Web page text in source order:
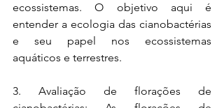
ecossistemas. O objetivo aqui é
entender a ecologia das cianobactérias
e seu papel nos ecossistemas
aquáticos e terrestres.
3. Avaliação de florações de